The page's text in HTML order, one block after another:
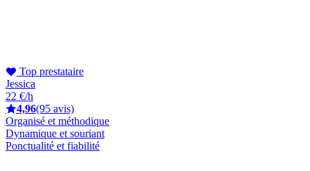
Top prestataire
Jessica
22 €/h
4,96(95 avis)
Organisé et méthodique
Dynamique et souriant
Ponctualité et fiabilité